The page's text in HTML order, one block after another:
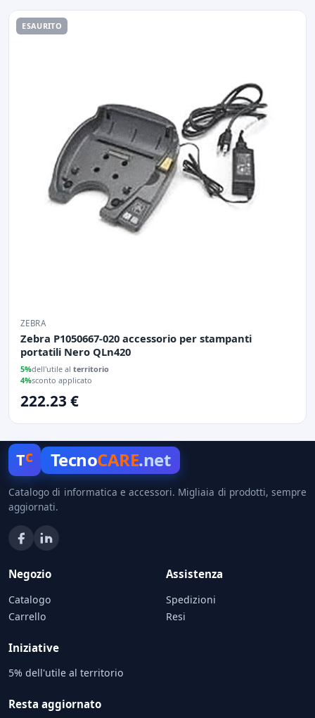
ESAURITO
ZEBRA
Zebra P1050667-020 accessorio per stampanti
portatili Nero QLn420
5%dell'utile al territorio
4%sconto applicato
222.23 €
Tc TecnoCARE.net
Catalogo di informatica e accessori. Migliaia di prodotti, sempre
aggiornati.
Negozio
Catalogo
Carrello
Assistenza
Spedizioni
Resi
Iniziative
5% dell'utile al territorio
Resta aggiornato